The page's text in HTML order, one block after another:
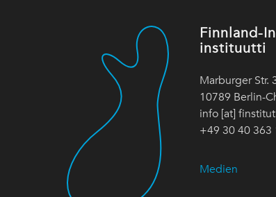
Finnland-
instituutti
Marburger Str.
10789 Berlin-
info [at]
+49 30 40 363
Medien